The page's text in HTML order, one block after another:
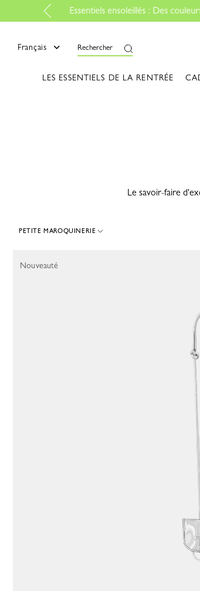
Français Rechercher
LES ESSENTIELS DE LA RENTRÉE
Le savoir-faire
PETITE MAROQUINERIE
Nouveauté